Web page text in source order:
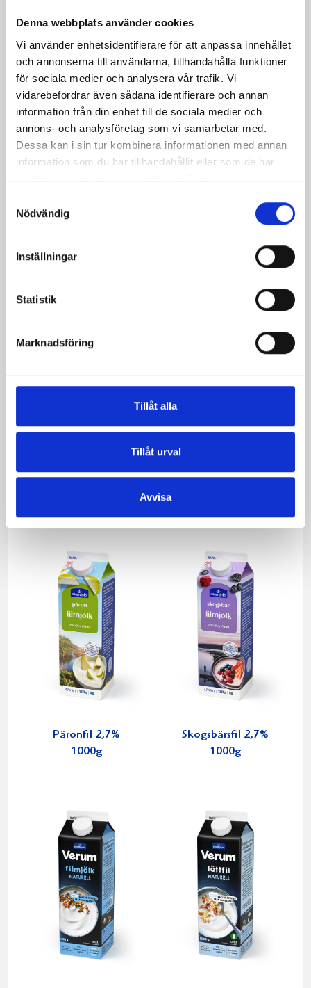
Denna webbplats använder cookies
Vi använder enhetsidentifierare för att anpassa innehållet
och annonserna till användarna, tillhandahålla funktioner
för sociala medier och analysera vår trafik. Vi
vidarebefordrar även sådana identifierare och annan
information från din enhet till de sociala medier och
annons- och analysföretag som vi samarbetar med.
Dessa kan i sin tur kombinera informationen med annan
information som du har tillhandahållit eller som de har
samlat in när du har använt deras tjänster.
Nödvändig
Inställningar
Statistik
Marknadsföring
Tillåt alla
Tillåt urval
Avvisa
Pasta med lövbiff
och ädelost
Krämig spaghetti
Produkter i receptet:
Mellanmjölk
Jordgubbsfil 2,7%
Päronfil 2,7%
1000g
Skogsbärsfil 2,7%
1000g